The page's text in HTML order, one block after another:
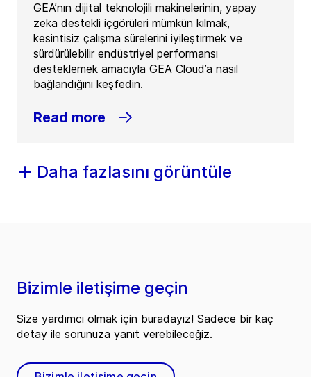
GEA’nın dijital teknolojili makinelerinin, yapay
zeka destekli içgörüleri mümkün kılmak,
kesintisiz çalışma sürelerini iyileştirmek ve
sürdürülebilir endüstriyel performansı
desteklemek amacıyla GEA Cloud’a nasıl
bağlandığını keşfedin.
Read more
Daha fazlasını görüntüle
Bizimle iletişime geçin
Size yardımcı olmak için buradayız! Sadece bir kaç
detay ile sorunuza yanıt verebileceğiz.